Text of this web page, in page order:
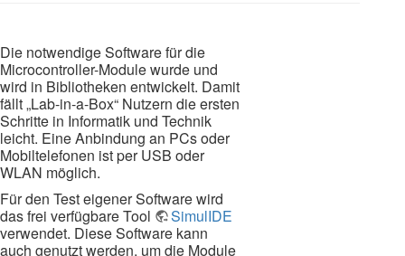
Die notwendige Software für die
Microcontroller-Module wurde und
wird in Bibliotheken entwickelt. Damit
fällt „Lab-in-a-Box“ Nutzern die ersten
Schritte in Informatik und Technik
leicht. Eine Anbindung an PCs oder
Mobiltelefonen ist per USB oder
WLAN möglich.
Für den Test eigener Software wird
das frei verfügbare Tool
SimulIDE
verwendet. Diese Software kann
auch genutzt werden, um die Module